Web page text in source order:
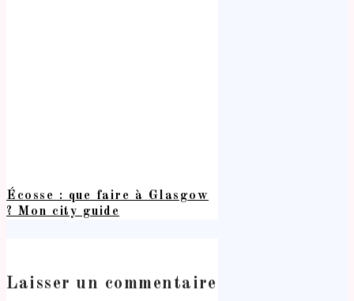
Écosse : que faire à Glasgow
? Mon city guide
Laisser un commentaire